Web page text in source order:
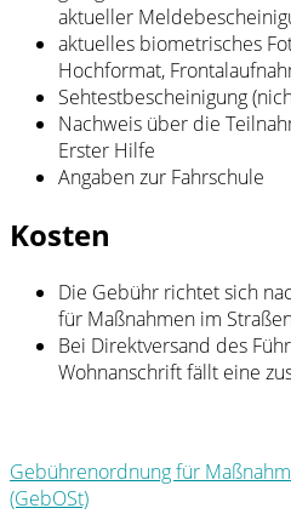
aktueller
aktuelles biometrisches
Hochformat,
Sehtestbescheinigung
Nachweis über die
Erster Hilfe
Angaben zur Fahrschule
Kosten
Die Gebühr richtet sich
für Maßnahmen im
Bei Direktversand des
Wohnanschrift fällt eine
Gebührenordnung für
(GebOSt)